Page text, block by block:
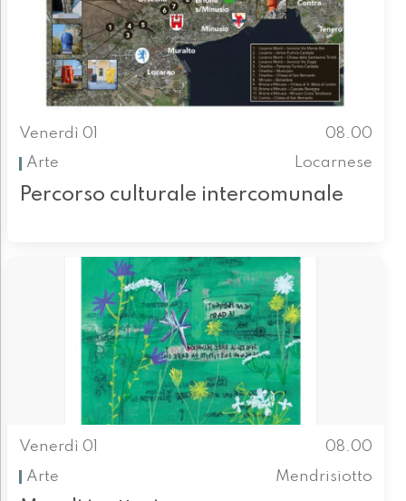
Venerdì 01
08.00
Arte
Locarnese
Percorso culturale intercomunale
Venerdì 01
08.00
Arte
Mendrisiotto